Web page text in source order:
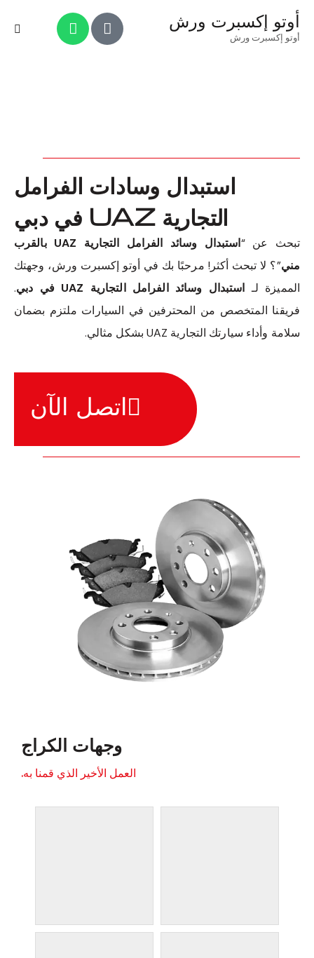
أوتو إكسبرت ورش
أوتو إكسبرت ورش
استبدال وسادات الفرامل
التجارية UAZ في دبي
تبحث عن “
استبدال وسائد الفرامل التجارية UAZ بالقرب
مني”؟ لا تبحث أكثر! مرحبًا بك في أوتو إكسبرت ورش، وجهتك
المميزة لـ استبدال وسائد الفرامل التجارية UAZ في دبي
.
فريقنا المتخصص من المحترفين في السيارات ملتزم بضمان
سلامة وأداء سيارتك التجارية UAZ بشكل مثالي.
اتصل الآن
وجهات الكراج
العمل الأخير الذي قمنا به.